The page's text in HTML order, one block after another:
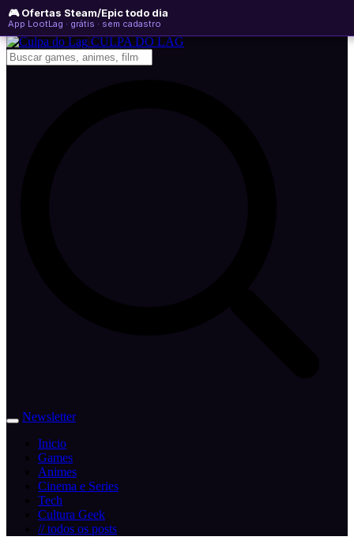
🎮 Ofertas Steam/Epic todo dia
App LootLag · grátis · sem cadastro
quinta-feira, 06 de agosto de 2026
Newsletter
CULPA DO LAG
Newsletter
Inicio
Games
Animes
Cinema e Series
Tech
Cultura Geek
// todos os posts